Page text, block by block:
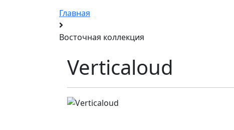
Главная
Восточная коллекция
Verticaloud